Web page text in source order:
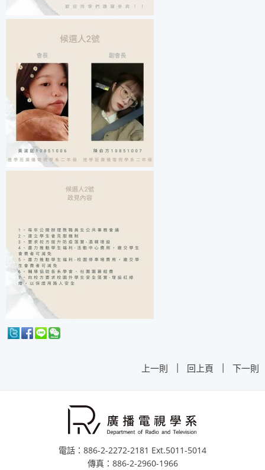
上一則 | 回上頁 | 下一則
電話：886-2-2272-2181 Ext.5011-5014
傳真：886-2-2960-1966